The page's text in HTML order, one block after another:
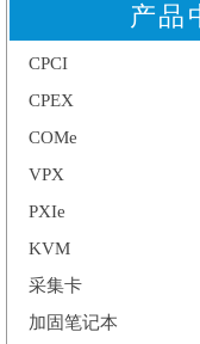
产品
CPCI
CPEX
COMe
VPX
PXIe
KVM
采集卡
加固笔记本